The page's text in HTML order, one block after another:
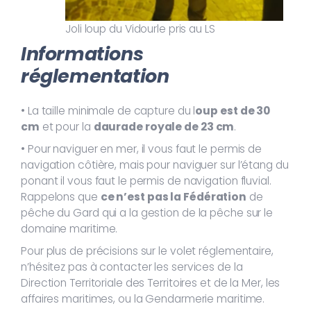
Joli loup du Vidourle pris au LS
Informations
réglementation
• La taille minimale de capture du loup est de 30
cm et pour la daurade royale de 23 cm.
• Pour naviguer en mer, il vous faut le permis de
navigation côtière, mais pour naviguer sur l’étang du
ponant il vous faut le permis de navigation fluvial.
Rappelons que ce n’est pas la Fédération de
pêche du Gard qui a la gestion de la pêche sur le
domaine maritime.
Pour plus de précisions sur le volet réglementaire,
n’hésitez pas à contacter les services de la
Direction Territoriale des Territoires et de la Mer, les
affaires maritimes, ou la Gendarmerie maritime.